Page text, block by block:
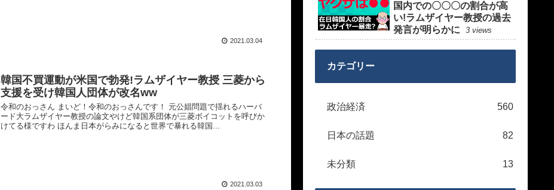
2021.03.04
韓国不買運動が米国で勃発!ラムザイヤー教授 三菱から
支援を受け韓国人団体が改名ww
令和のおっさん まいど！令和のおっさんです！ 元公娼問題で揺れるハーバ
ード大ラムザイヤー教授の論文やけど韓国系団体が三菱ボイコットを呼びか
けてる様ですわ ほんま日本がらみになると世界で暴れる韓国...
2021.03.03
国内での〇〇〇の割合が高
い!ラムザイヤー教授の過去
発言が明らかに
3 views
カテゴリー
政治経済 560
日本の話題 82
未分類 13